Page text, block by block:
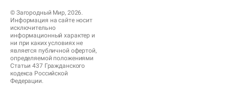
© Загородный Мир, 2026.
Информация на сайте носит
исключительно
информационный характер и
ни при каких условиях не
является публичной офертой,
определяемой положениями
Статьи 437 Гражданского
кодекса Российской
Федерации.